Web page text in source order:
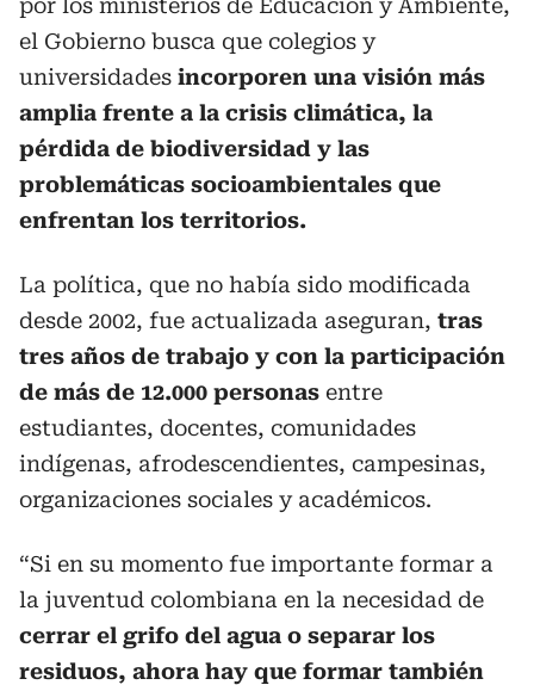
por los ministerios de Educación y Ambiente,
el Gobierno busca que colegios y
universidades incorporen una visión más
amplia frente a la crisis climática, la
pérdida de biodiversidad y las
problemáticas socioambientales que
enfrentan los territorios.
La política, que no había sido modificada
desde 2002, fue actualizada aseguran, tras
tres años de trabajo y con la participación
de más de 12.000 personas entre
estudiantes, docentes, comunidades
indígenas, afrodescendientes, campesinas,
organizaciones sociales y académicos.
“Si en su momento fue importante formar a
la juventud colombiana en la necesidad de
cerrar el grifo del agua o separar los
residuos, ahora hay que formar también